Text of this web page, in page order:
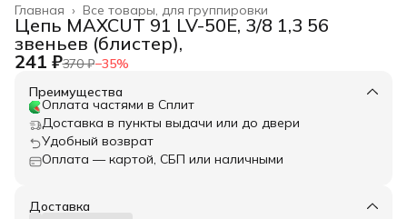
Все товары, для группировки
Главная ›
Цепь MAXCUT 91 LV-50E, 3/8 1,3 56
звеньев (блистер),
241 ₽370 ₽−35%
Преимущества
Оплата частями в Сплит
Доставка в пункты выдачи или до двери
Удобный возврат
Оплата — картой, СБП или наличными
Доставка